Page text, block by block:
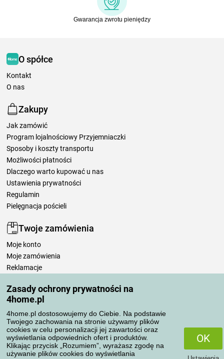
Zasady ochrony prywatności na
4home.pl
4home.pl dostosowujemy do Ciebie. Na podstawie
Twojego zachowania na stronie używamy plików
cookies w celu personalizacji jej zawartości oraz
wyświetlania odpowiednich ofert i produktów.
Klikając przycisk „Rozumiem”, wyrażasz zgodę na
używanie plików cookies do wyświetlania
OK
Gwarancja zwrotu pieniędzy
O spółce
Kontakt
O nas
Zakupy
Jak zamówić
Program lojalnościowy Przyjemniaczki
Sposoby i koszty transportu
Możliwości płatności
Dlaczego warto kupować u nas
Ustawienia prywatności
Regulamin
Pielęgnacja pościeli
Twoje zamówienia
Moje konto
Moje zamówienia
Reklamacje
Zasady przetwarzania recenzji
Sposoby transportu
Metody płatności